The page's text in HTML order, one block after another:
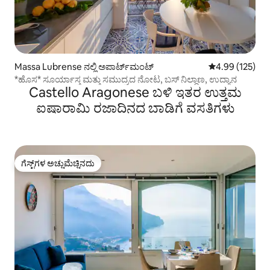
Massa Lubrense ನಲ್ಲಿ ಅಪಾರ್ಟ್‌ಮಂಟ್ 5 ರಲ್ಲಿ 4.99
4.99 (125)
*ಹೊಸ* ಸೂರ್ಯಾಸ್ತ ಮತ್ತು ಸಮುದ್ರದ ನೋಟ, ಬಸ್ ನಿಲ್ದಾಣ, ಉದ್ಯಾನ
Castello Aragonese ಬಳಿ ಇತರ ಉತ್ತಮ
ಐಷಾರಾಮಿ ರಜಾದಿನದ ಬಾಡಿಗೆ ವಸತಿಗಳು
ಗೆಸ್ಟ್‌ಗಳ ಅಚ್ಚುಮೆಚ್ಚಿನದು
ಗೆಸ್ಟ್‌ಗಳ ಅಚ್ಚುಮೆಚ್ಚಿನದು